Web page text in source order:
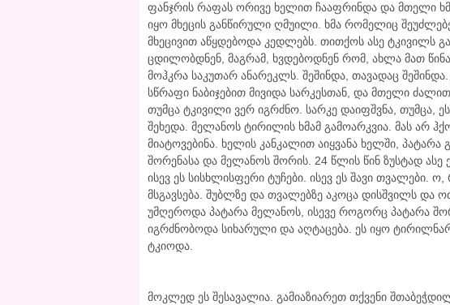
ფანჯრის რაფას ორივე ხელით ჩააფრინდა და მთელი
იყო მხეცის განწირული ღმუილი. ხმა რომელიც
მხეცივით აწყდებოდა კედლებს. თითქოს ასე ტკივილს
ცდილობდნენ, მაგრამ, ხვდებოდნენ რომ, ახლა მათ
მოჰკრა საკუთარ ანარეკლს. შეშინდა, თავადაც
სწრაფი ნაბიჯებით მივიდა სარკესთან, და მთელი
თუმცა ტკივილი ვერ იგრძნო. სარკე დაიფშვნა, თუმცა,
შეხედა. მელანოს ტირილის ხმამ გამოარკვია. მას არ
მიატოვებინა. ხელის კანკალით აიყვანა ხელში, პატარა
შორენასა და მელანოს შორის. 24 წლის წინ ზუსტად
ისევ ეს სისხლისფერი ტუჩები. ისევ ეს შავი თვალები.
მსგავსება. შუბლზე და თვალებზე აკოცა დისშვილს და
უმღეროდა პატარა მელანოს, ისევე როგორც პატარა
იგრძნობოდა სიხარული და აღტაცება. ეს იყო
ტკიოდა.
მოკლედ ეს შესავალია. გამიაზიარეთ თქვენი